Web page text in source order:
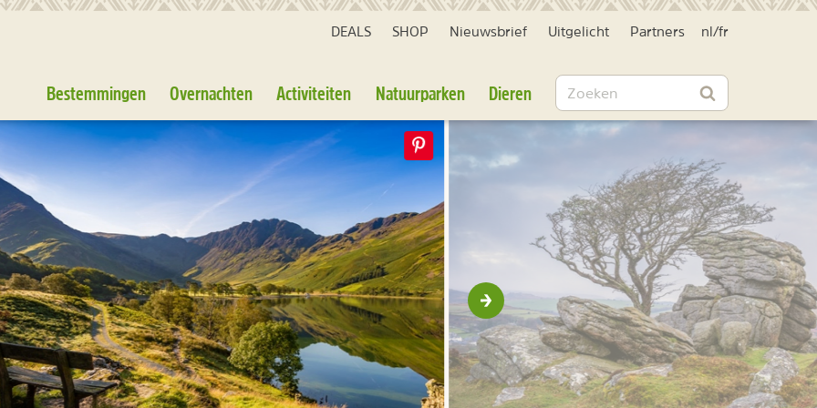
DEALS SHOP Nieuwsbrief Uitgelicht Partners nl /fr
Bestemmingen Overnachten Activiteiten Natuurparken Dieren Zoeken
Zoeken
Volgende